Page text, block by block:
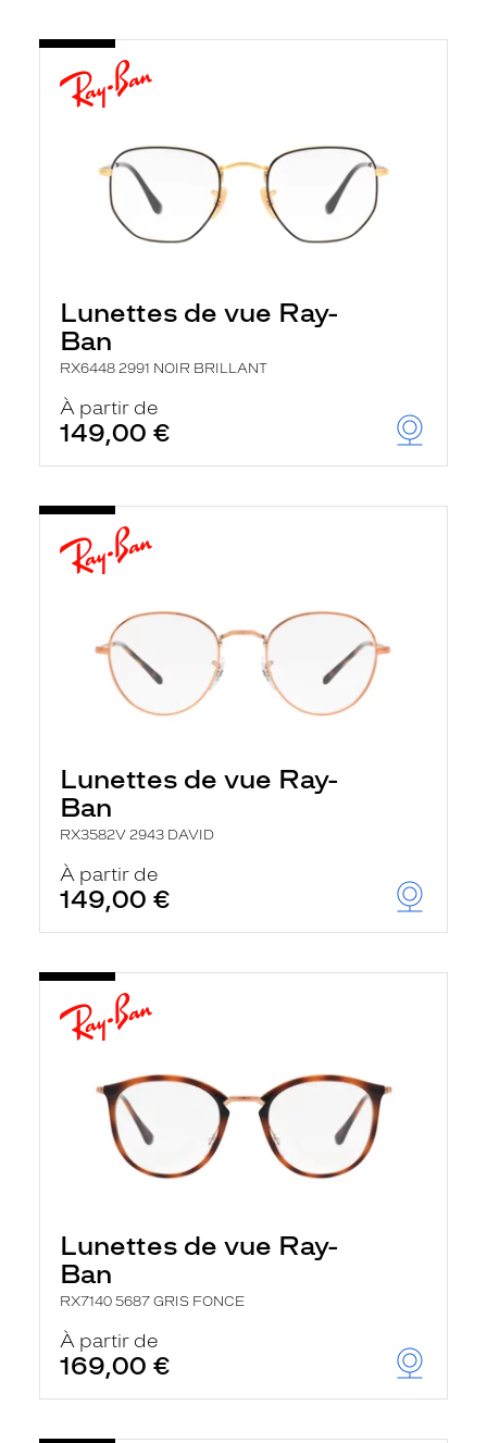
Lunettes de vue Ray-
Ban
RX6448 2991 NOIR BRILLANT
À partir de
149,00 €
Lunettes de vue Ray-
Ban
RX3582V 2943 DAVID
À partir de
149,00 €
Lunettes de vue Ray-
Ban
RX7140 5687 GRIS FONCE
À partir de
169,00 €